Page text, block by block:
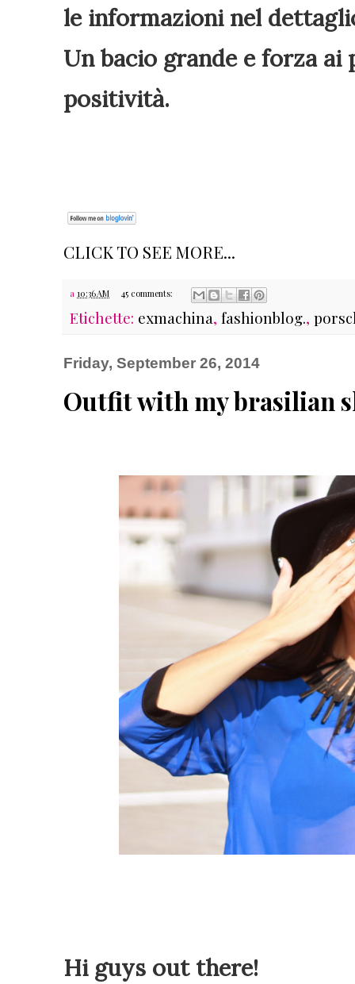
le informazioni nel
Un bacio grande e forza
positività.
CLICK TO SEE MORE...
a 10:36 AM 45 comments:
Etichette: exmachina, fashionblog.,
Friday, September 26, 2014
Outfit with my brasilian
Hi guys out there!